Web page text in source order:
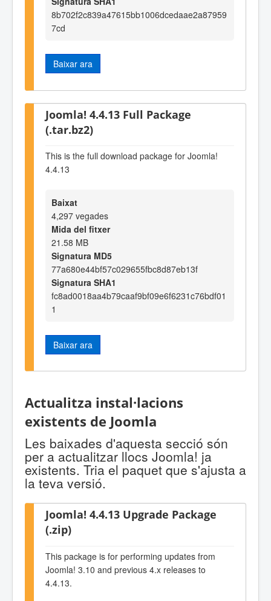
8b702f2c839a47615bb1006dcedaae2a87959
7cd
Baixar ara
Joomla! 4.4.13 Full Package
(.tar.bz2)
This is the full download package for Joomla!
4.4.13
Baixat
4,297 vegades
Mida del fitxer
21.58 MB
Signatura MD5
77a680e44bf57c029655fbc8d87eb13f
Signatura SHA1
fc8ad0018aa4b79caaf9bf09e6f6231c76bdf01
1
Baixar ara
Actualitza instal·lacions
existents de Joomla
Les baixades d'aquesta secció són
per a actualitzar llocs Joomla! ja
existents. Tria el paquet que s'ajusta a
la teva versió.
Joomla! 4.4.13 Upgrade Package
(.zip)
This package is for performing updates from
Joomla! 3.10 and previous 4.x releases to
4.4.13.